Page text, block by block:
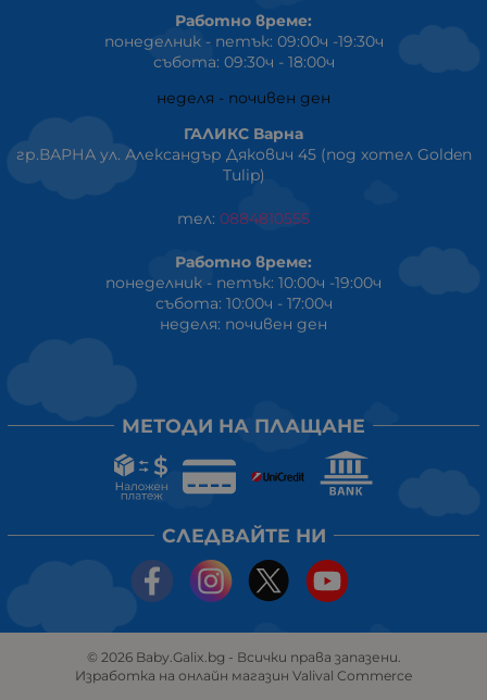
Работно време:
понеделник - петък: 09:00ч -19:30ч
събота: 09:30ч - 18:00ч
неделя - почивен ден
ГАЛИКС Варна
гр.ВАРНА ул. Александър Дякович 45 (под хотел Golden
Tulip)
тел: 0884810555
Работно време:
понеделник - петък: 10:00ч -19:00ч
събота: 10:00ч - 17:00ч
неделя: почивен ден
МЕТОДИ НА ПЛАЩАНЕ
СЛЕДВАЙТЕ НИ
© 2026 Baby.Galix.bg - Всички права запазени.
Изработка на онлайн магазин Valival Commerce